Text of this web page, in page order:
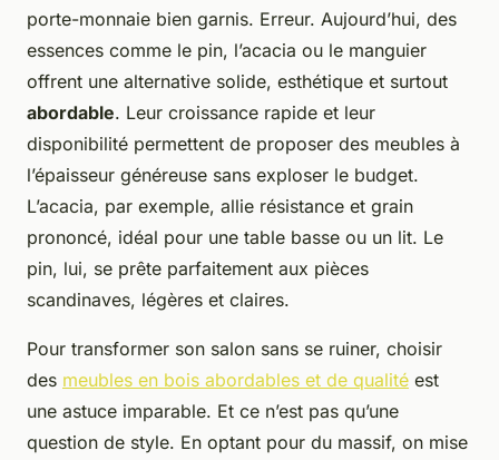
porte-monnaie bien garnis. Erreur. Aujourd’hui, des
essences comme le pin, l’acacia ou le manguier
offrent une alternative solide, esthétique et surtout
abordable. Leur croissance rapide et leur
disponibilité permettent de proposer des meubles à
l’épaisseur généreuse sans exploser le budget.
L’acacia, par exemple, allie résistance et grain
prononcé, idéal pour une table basse ou un lit. Le
pin, lui, se prête parfaitement aux pièces
scandinaves, légères et claires.
Pour transformer son salon sans se ruiner, choisir
des meubles en bois abordables et de qualité est
une astuce imparable. Et ce n’est pas qu’une
question de style. En optant pour du massif, on mise